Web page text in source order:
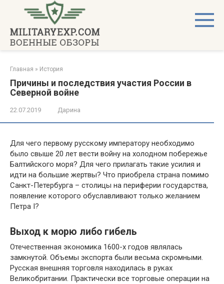
контенту
Главная » История
Причины и последствия участия России в
Северной войне
22.07.2019 Дарина
Для чего первому русскому императору необходимо
было свыше 20 лет вести войну на холодном побережье
Балтийского моря? Для чего прилагать такие усилия и
идти на большие жертвы? Что приобрела страна помимо
Санкт-Петербурга – столицы на периферии государства,
появление которого обуславливают только желанием
Петра I?
Выход к морю либо гибель
Отечественная экономика 1600-х годов являлась
замкнутой. Объемы экспорта были весьма скромными.
Русская внешняя торговля находилась в руках
Великобритании. Практически все торговые операции на